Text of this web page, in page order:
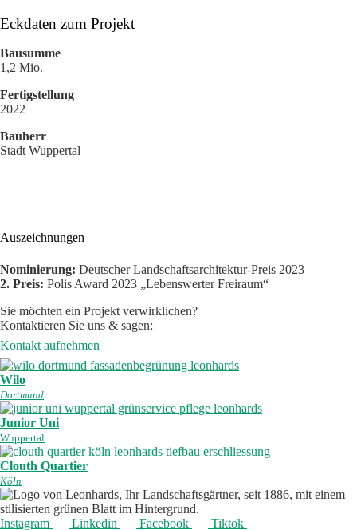
Eckdaten zum Projekt
Bausumme
1,2 Mio.
Fertigstellung
2022
Bauherr
Stadt Wuppertal
Auszeichnungen
Nominierung: Deutscher Landschaftsarchitektur-Preis 2023
2. Preis: Polis Award 2023 „Lebenswerter Freiraum“
Sie möchten ein Projekt verwirklichen?
Kontaktieren Sie uns & sagen:
Kontakt aufnehmen
Wilo
Dortmund
Junior Uni
Wuppertal
Clouth Quartier
Köln
Instagram Linkedin Facebook Tiktok